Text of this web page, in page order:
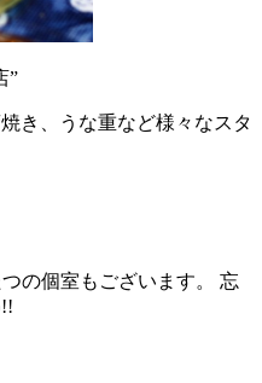
”
き、うな重など様々なスタ
の個室もございます。 忘